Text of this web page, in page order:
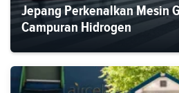
Jepang Perkenalkan Mesin
Campuran Hidrogen